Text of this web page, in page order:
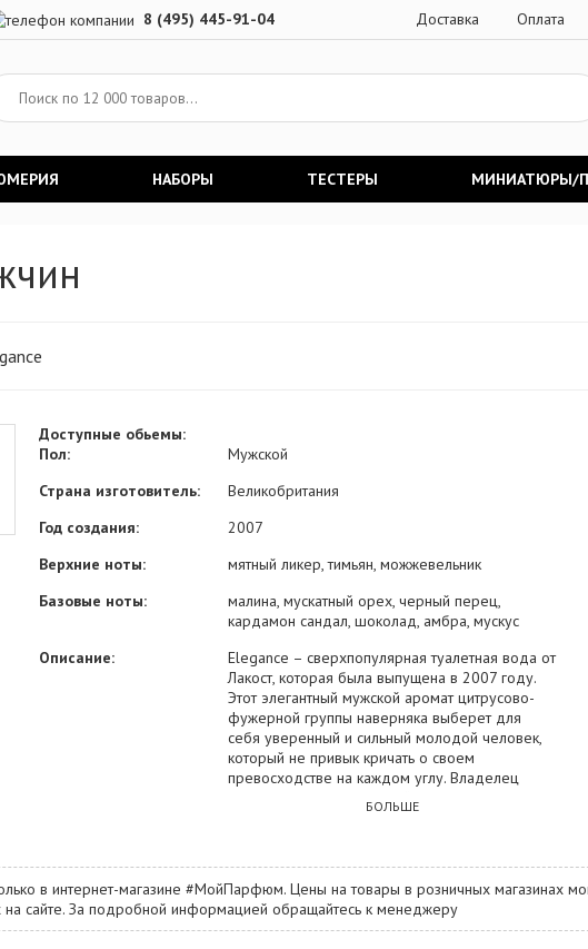
8 (495) 445-91-04 Доставка Оплата
НАБОРЫ ТЕСТЕРЫ МИНИАТЮРЫ/
Доступные обьемы:
Пол:
Мужской
Страна изготовитель:
Великобритания
Год создания:
2007
Верхние ноты:
мятный ликер, тимьян, можжевельник
Базовые ноты:
малина, мускатный орех, черный перец,
кардамон сандал, шоколад, амбра, мускус
Описание:
Elegance – сверхпопулярная туалетная вода от
Лакост, которая была выпущена в 2007 году.
Этот элегантный мужской аромат цитрусово-
фужерной группы наверняка выберет для
себя уверенный и сильный молодой человек,
который не привык кричать о своем
превосходстве на каждом углу. Владелец
собственных силах и возможностях, точно зная,
раскроют начальные аккорды можжевеловых
ягод, тимьяна и мяты, с центральными мотивами
малины, папоротника и муската, создающими
БОЛЬШЕ
в интернет-магазине #МойПарфюм. Цены на товары в розничных магазинах
на сайте. За подробной информацией обращайтесь к менеджеру